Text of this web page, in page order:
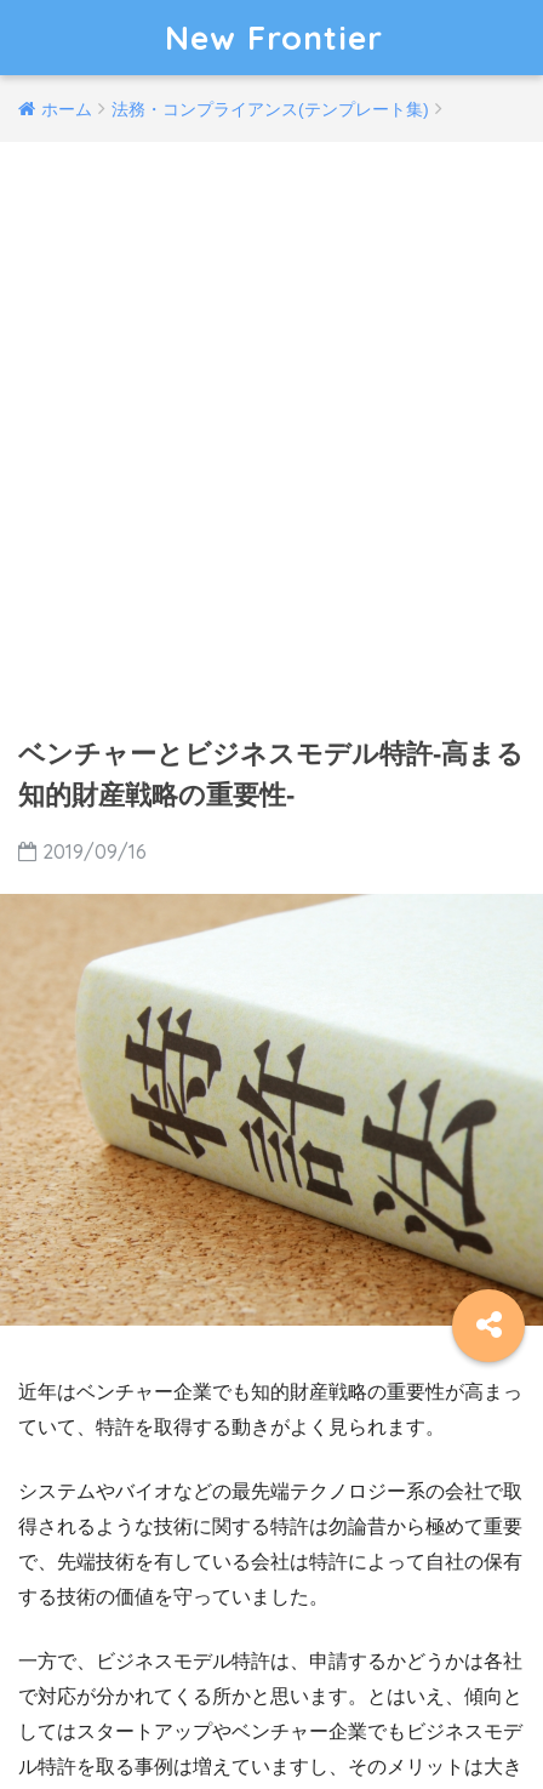
New Frontier
ホーム 法務・コンプライアンス(テンプレート集)
ベンチャーとビジネスモデル特許-高まる
知的財産戦略の重要性-
2019/09/16
近年はベンチャー企業でも知的財産戦略の重要性が高まっ
ていて、特許を取得する動きがよく見られます。
システムやバイオなどの最先端テクノロジー系の会社で取
得されるような技術に関する特許は勿論昔から極めて重要
で、先端技術を有している会社は特許によって自社の保有
する技術の価値を守っていました。
一方で、ビジネスモデル特許は、申請するかどうかは各社
で対応が分かれてくる所かと思います。とはいえ、傾向と
してはスタートアップやベンチャー企業でもビジネスモデ
ル特許を取る事例は増えていますし、そのメリットは大き